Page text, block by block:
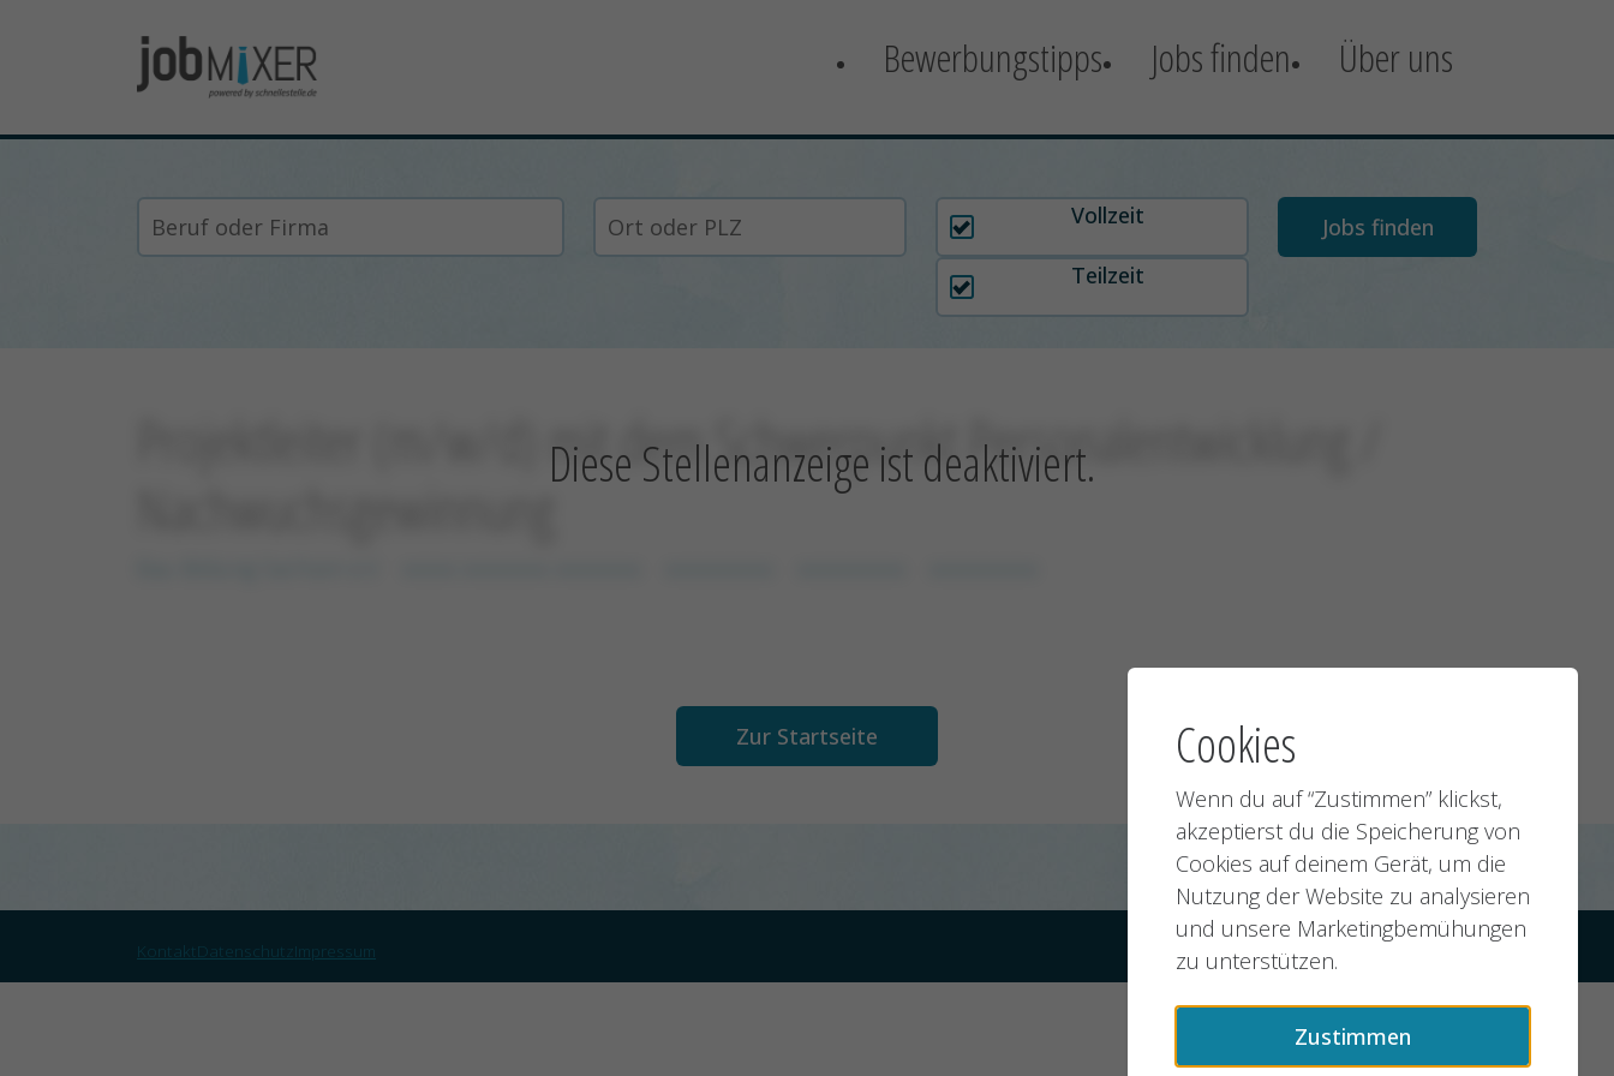
Bewerbungstipps Jobs finden Über uns
Arbeitszeit auswählen
Vollzeit
Teilzeit
Diese Stellenanzeige ist deaktiviert.
Projektleiter (m/w/d) mit dem Schwerpunkt Personalentwicklung /
Nachwuchsgewinnung
Zur Startseite
Kontakt DatenschutzImpressum © 2026 jobMIXER.de, alle Rechte vorbehalten
Cookies
Wenn du auf “Zustimmen” klickst,
akzeptierst du die Speicherung von
Cookies auf deinem Gerät, um die
Nutzung der Website zu analysieren
und unsere Marketingbemühungen
zu unterstützen.
Zustimmen